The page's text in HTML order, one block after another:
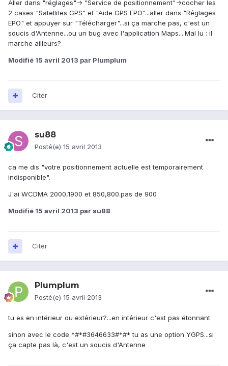
Aller dans "réglages"-> "Service de positionnement"->cocher les
2 cases "Satellites GPS" et "Aide GPS EPO"...aller dans "Réglages
EPO" et appuyer sur "Télécharger"...si ça marche pas, c'est un
soucis d'Antenne...ou un bug avec l'application Maps....Mal lu : il
marche ailleurs?
Modifié 15 avril 2013 par Plumplum
Citer
su88
Posté(e) 15 avril 2013
ca me dis "votre positionnement actuelle est temporairement
indisponible".
J'ai WCDMA 2000,1900 et 850,800.pas de 900
Modifié 15 avril 2013 par su88
Citer
Plumplum
Posté(e) 15 avril 2013
tu es en intérieur ou extérieur?...en intérieur c'est pas étonnant
sinon avec le code *#*#3646633#*#* tu as une option YGPS...si
ça capte pas là, c'est un soucis d'Antenne